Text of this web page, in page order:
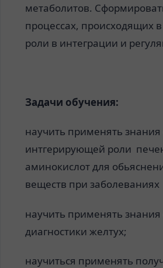
метаболитов.
процессах, происходящих
роли в интеграции и
Задачи обучения:
научить применять знания
интгерирующей роли
аминокислот для
веществ при
научить применять
диагностики желтух;
научиться применять